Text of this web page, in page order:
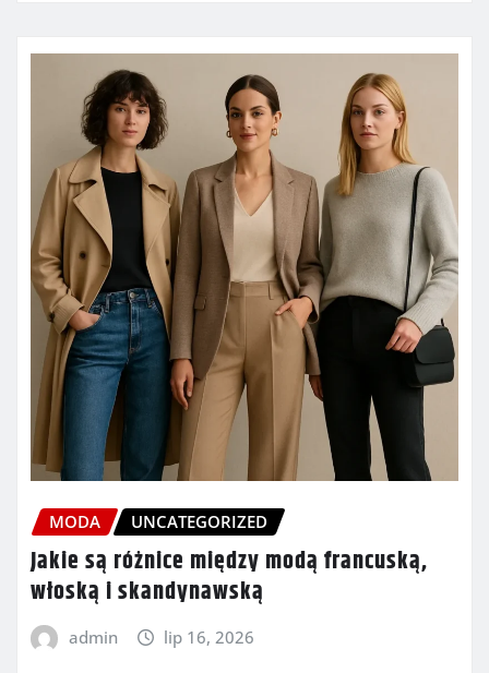
MODA UNCATEGORIZED
Jakie są różnice między modą francuską,
włoską i skandynawską
admin lip 16, 2026